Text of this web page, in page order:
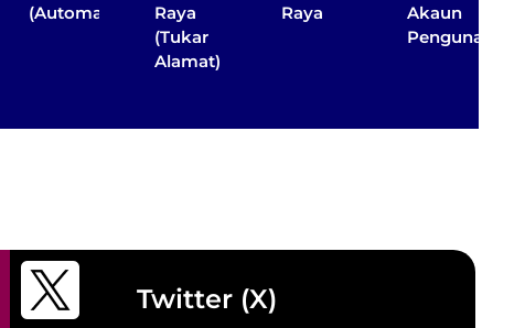
(Automatik)
Raya
(Tukar
Alamat)
Raya
Akaun
Penguna
Twitter (X)